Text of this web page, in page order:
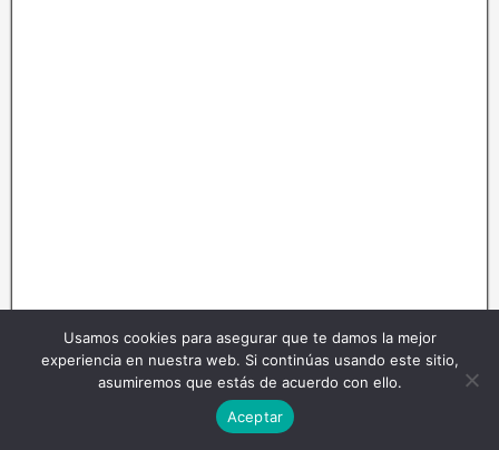
Usamos cookies para asegurar que te damos la mejor
experiencia en nuestra web. Si continúas usando este sitio,
asumiremos que estás de acuerdo con ello.
Aceptar